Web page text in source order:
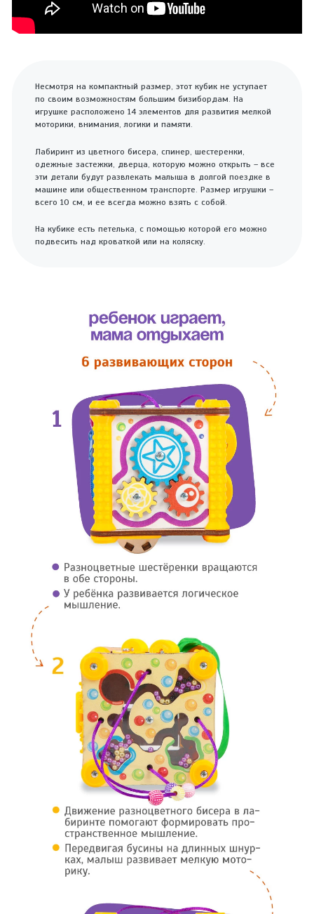
Несмотря на компактный размер, этот кубик не уступает
по своим возможностям большим бизибордам. На
игрушке расположено 14 элементов для развития мелкой
моторики, внимания, логики и памяти.
Лабиринт из цветного бисера, спинер, шестеренки,
одежные застежки, дверца, которую можно открыть – все
эти детали будут развлекать малыша в долгой поездке в
машине или общественном транспорте. Размер игрушки –
всего 10 см, и ее всегда можно взять с собой.
На кубике есть петелька, с помощью которой его можно
подвесить над кроваткой или на коляску.